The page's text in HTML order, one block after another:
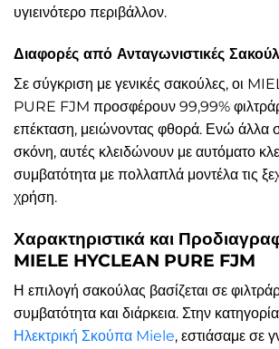
υγιεινότερο περιβάλλον.
Διαφορές από Ανταγωνιστικές
Σε σύγκριση με γενικές σακούλες, οι
PURE FJM προσφέρουν 99,99%
επέκταση, μειώνοντας φθορά. Ενώ άλλα
σκόνη, αυτές κλειδώνουν με αυτόματο
συμβατότητα με πολλαπλά μοντέλα τις
χρήση.
Χαρακτηριστικά και
MIELE HYCLEAN PURE FJM
Η επιλογή σακούλας βασίζεται σε
συμβατότητα και διάρκεια. Στην κατηγορία
Ηλεκτρική Σκούπα Miele, εστιάσαμε σε